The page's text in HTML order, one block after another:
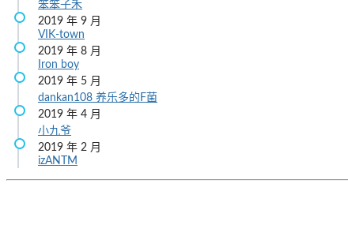
笨笨子禾
2019 年 9 月
VIK-town
2019 年 8 月
Iron boy
2019 年 5 月
dankan108 养乐多的F菌
2019 年 4 月
小九爷
2019 年 2 月
izANTM